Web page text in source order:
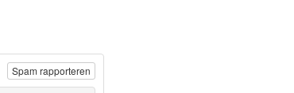
Spam rapporteren